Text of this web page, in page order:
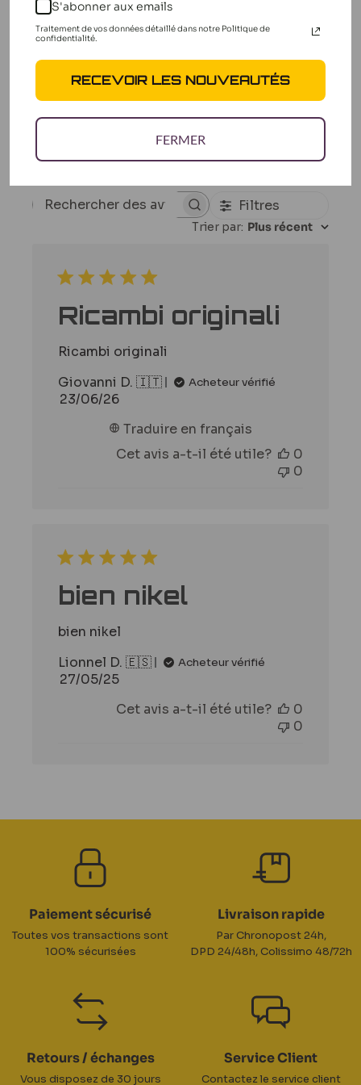
1
Écrire un avis
Rechercher
Filtres
Trier par: Plus récent
Ricambi originali
Ricambi originali
Giovanni D. 🇮🇹
Acheteur vérifié
Date
publication
23/06/26
Traduire en français
Cet avis a-t-il été utile?
0
0
bien nikel
bien nikel
Lionnel D. 🇪🇸
Acheteur vérifié
Date
publication
27/05/25
Cet avis a-t-il été utile?
0
0
Paiement sécurisé
Toutes vos transactions sont
100% sécurisées
Livraison rapide
Par Chronopost 24h,
DPD 24/48h, Colissimo 48/72h
Retours / échanges
Vous disposez de 30 jours
Service Client
Contactez le service client
S'abonner aux emails
Traitement de vos données détaillé dans notre Politique de
confidentialité.
RECEVOIR LES NOUVEAUTÉS
FERMER